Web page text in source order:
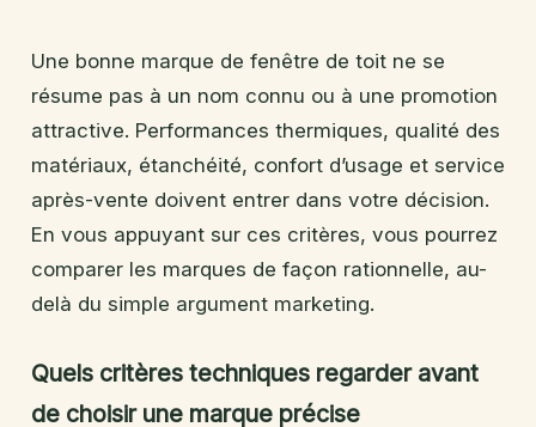
Une bonne marque de fenêtre de toit ne se
résume pas à un nom connu ou à une promotion
attractive. Performances thermiques, qualité des
matériaux, étanchéité, confort d’usage et service
après-vente doivent entrer dans votre décision.
En vous appuyant sur ces critères, vous pourrez
comparer les marques de façon rationnelle, au-
delà du simple argument marketing.
Quels critères techniques regarder avant
de choisir une marque précise